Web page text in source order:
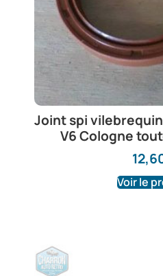
Joint spi
V6 Cologne
Voir le